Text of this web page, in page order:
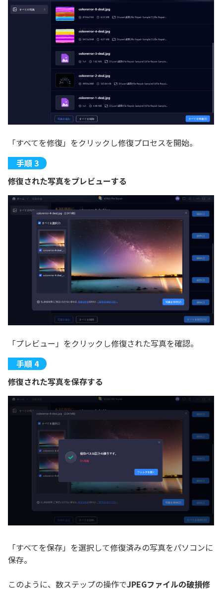
「すべてを修復」をクリックし修復プロセスを開始。
修復された写真をプレビューする
「プレビュー」をクリックし修復された写真を確認。
修復された写真を保存する
「すべてを保存」を選択して修復済みの写真をパソコンに
保存。
このように、数ステップの操作でJPEGファイルの破損修